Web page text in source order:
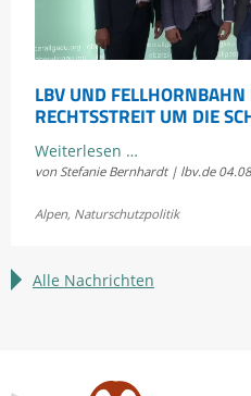
LBV UND
RECHTSSTREIT UM DIE
Weiterlesen …
und
einigen
im
Scheidtobelbahn
von Stefanie Bernhardt | lbv.de
Alpen, Naturschutzpolitik
Alle Nachrichten